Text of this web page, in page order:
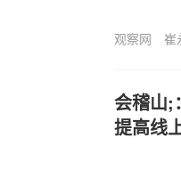
观察网 崔
会稽山;
提高线